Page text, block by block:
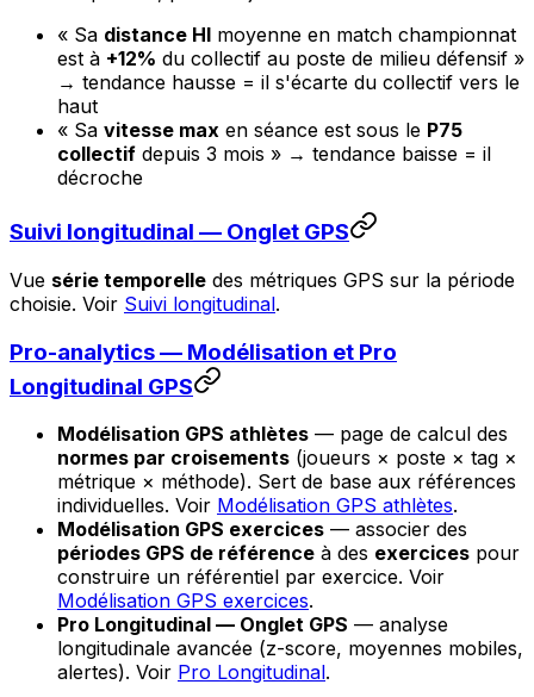
« Sa distance HI moyenne en match championnat
est à +12% du collectif au poste de milieu défensif »
→ tendance hausse = il s'écarte du collectif vers le
haut
« Sa vitesse max en séance est sous le P75
collectif depuis 3 mois » → tendance baisse = il
décroche
Suivi longitudinal — Onglet GPS
Vue série temporelle des métriques GPS sur la période
choisie. Voir Suivi longitudinal.
Pro-analytics — Modélisation et Pro
Longitudinal GPS
Modélisation GPS athlètes — page de calcul des
normes par croisements (joueurs × poste × tag ×
métrique × méthode). Sert de base aux références
individuelles. Voir Modélisation GPS athlètes.
Modélisation GPS exercices — associer des
périodes GPS de référence à des exercices pour
construire un référentiel par exercice. Voir
Modélisation GPS exercices.
Pro Longitudinal — Onglet GPS — analyse
longitudinale avancée (z-score, moyennes mobiles,
alertes). Voir Pro Longitudinal.